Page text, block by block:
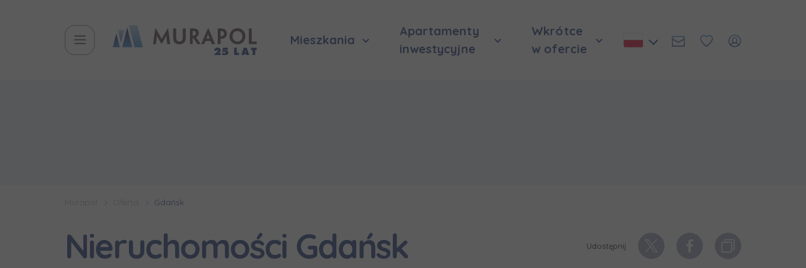
Mieszkania
Apartamenty
inwestycyjne
Wkrótce
w ofercie
Gdańsk
Nieruchomości Gdańsk Udostępnij